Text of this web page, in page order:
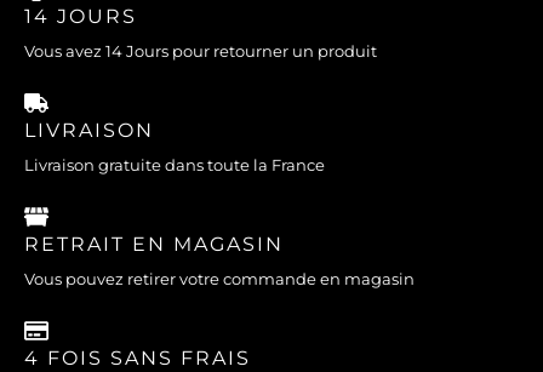
14 JOURS
Vous avez 14 Jours pour retourner un produit
LIVRAISON
Livraison gratuite dans toute la France
RETRAIT EN MAGASIN
Vous pouvez retirer votre commande en magasin
4 FOIS SANS FRAIS